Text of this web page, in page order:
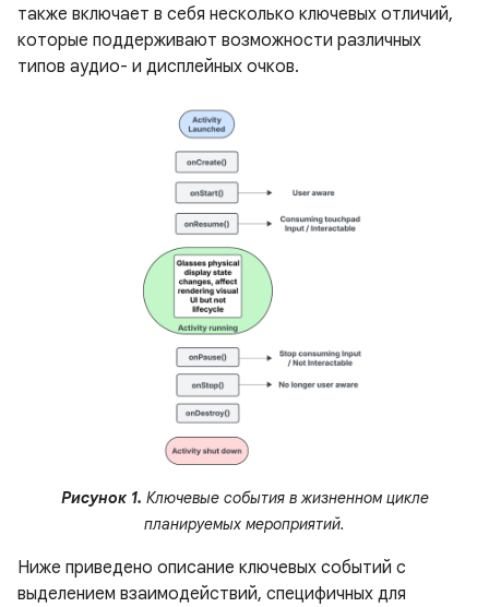
также включает в себя несколько ключевых отличий,
которые поддерживают возможности различных
типов аудио- и дисплейных очков.
Рисунок 1. Ключевые события в жизненном цикле
планируемых мероприятий.
Ниже приведено описание ключевых событий с
выделением взаимодействий, специфичных для